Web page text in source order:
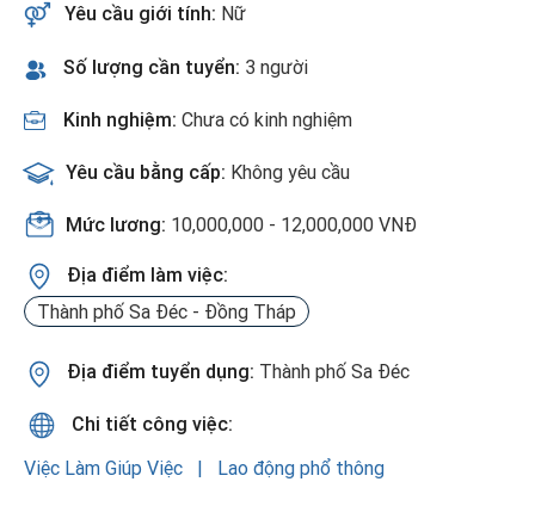
Yêu cầu giới tính: Nữ
Số lượng cần tuyển: 3 người
Kinh nghiệm: Chưa có kinh nghiệm
Yêu cầu bằng cấp: Không yêu cầu
Mức lương: 10,000,000 - 12,000,000 VNĐ
Địa điểm làm việc:
Thành phố Sa Đéc - Đồng Tháp
Địa điểm tuyển dụng: Thành phố Sa Đéc
Chi tiết công việc:
Việc Làm Giúp Việc
Lao động phổ thông